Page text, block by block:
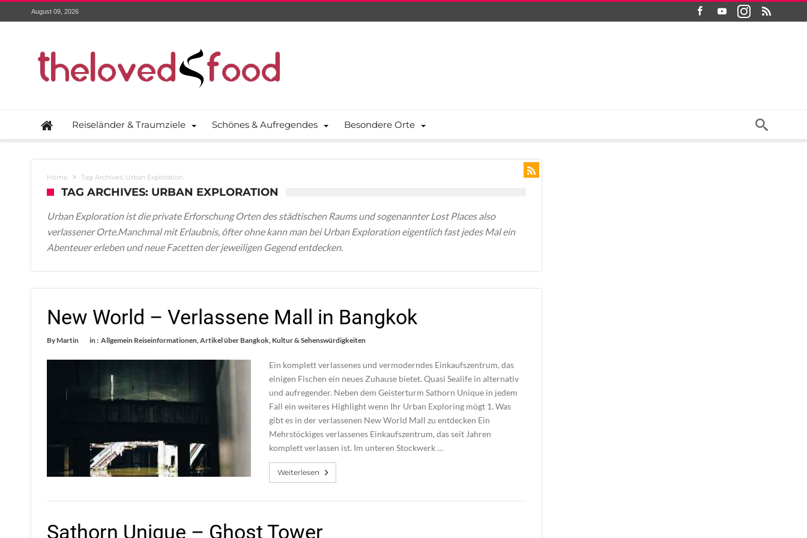
August 09, 2026
Reiseländer & Traumziele Schönes & Aufregendes Besondere Orte
Home Tag Archives: Urban Exploration
TAG ARCHIVES: URBAN EXPLORATION
Urban Exploration ist die private Erforschung Orten des städtischen Raums und sogenannter Lost Places also
verlassener Orte.Manchmal mit Erlaubnis, öfter ohne kann man bei Urban Exploration eigentlich fast jedes Mal ein
Abenteuer erleben und neue Facetten der jeweiligen Gegend entdecken.
New World – Verlassene Mall in Bangkok
ByMartin in : Allgemein Reiseinformationen,Artikel über Bangkok, Kultur & Sehenswürdigkeiten
Ein komplett verlassenes und vermoderndes Einkaufszentrum, das
einigen Fischen ein neues Zuhause bietet. Quasi Sealife in alternativ
und aufregender. Neben dem Geisterturm Sathorn Unique in jedem
Fall ein weiteres Highlight wenn Ihr Urban Exploring mögt 1. Was
gibt es in der verlassenen New World Mall zu entdecken Ein
Mehrstöckiges verlassenes Einkaufszentrum, das seit Jahren
komplett verlassen ist. Im unteren Stockwerk …
Weiterlesen
Sathorn Unique – Ghost Tower